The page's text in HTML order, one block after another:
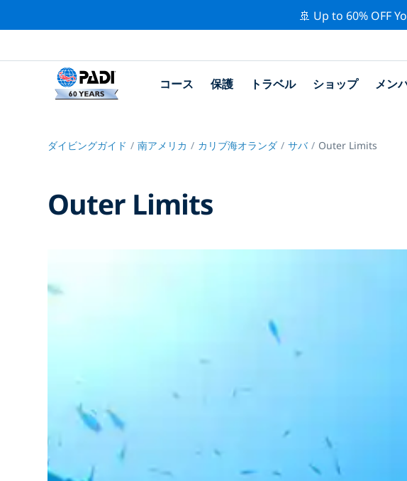
🚢 Up to 60% OFF
コース 保護 トラベル ショップ メン
ダイビングガイド 南アメリカ カリブ海オランダ サバ Outer Limits
Outer Limits